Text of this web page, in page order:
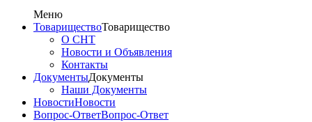
Меню
ТовариществоТоварищество
О СНТ
Новости и Объявления
Контакты
ДокументыДокументы
Наши Документы
НовостиНовости
Вопрос-ОтветВопрос-Ответ